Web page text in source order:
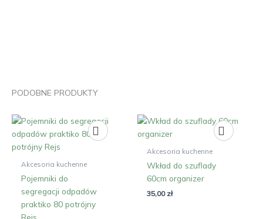
PODOBNE PRODUKTY
Akcesoria kuchenne
Pojemniki do
segregacji odpadów
praktiko 80 potrójny
Akcesoria kuchenne
Wkład do szuflady
60cm organizer
35,00 zł